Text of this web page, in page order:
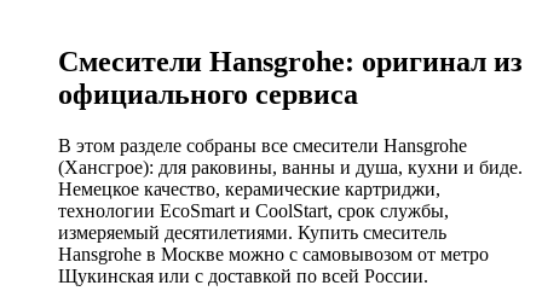
Смесители Hansgrohe: оригинал из
официального сервиса
В этом разделе собраны все смесители Hansgrohe
(Хансгрое): для раковины, ванны и душа, кухни и биде.
Немецкое качество, керамические картриджи,
технологии EcoSmart и CoolStart, срок службы,
измеряемый десятилетиями. Купить смеситель
Hansgrohe в Москве можно с самовывозом от метро
Щукинская или с доставкой по всей России.